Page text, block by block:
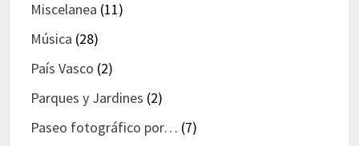
Miscelanea (11)
Música (28)
País Vasco (2)
Parques y Jardines (2)
Paseo fotográfico por… (7)